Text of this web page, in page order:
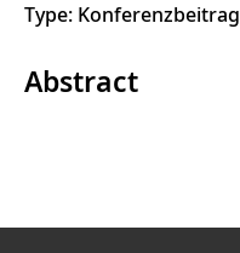
Type: Konferenzbeitrag
Abstract